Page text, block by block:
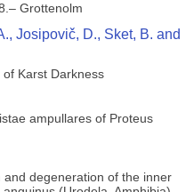
Grottenolm
Josipovič, D., Sket, B. and
Karst Darkness
ampullares of Proteus
degeneration of the inner